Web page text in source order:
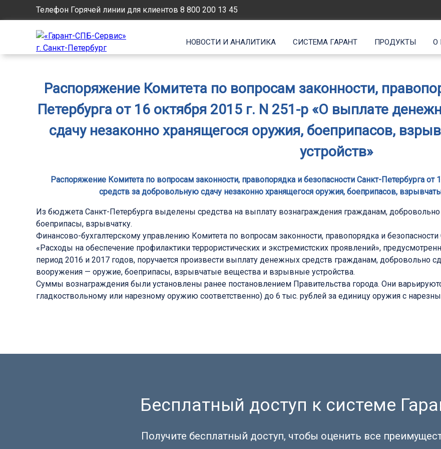
Телефон Горячей линии для клиентов 8 800 200 13 45
НОВОСТИ И АНАЛИТИКА СИСТЕМА ГАРАНТ ПРОДУКТЫ О
Распоряжение Комитета по вопросам законности,
Петербурга от 16 октября 2015 г. N 251-р «О выплате
сдачу незаконно хранящегося оружия, боеприпасов,
устройств»
Распоряжение Комитета по вопросам законности, правопорядка и безопасности Санкт-Петербурга
средств за добровольную сдачу незаконно хранящегося оружия, боеприпасов,
Из бюджета Санкт-Петербурга выделены средства на выплату вознаграждения гражданам,
боеприпасы, взрывчатку.
Финансово-бухгалтерскому управлению Комитета по вопросам законности, правопорядка и безопасности
«Расходы на обеспечение профилактики террористических и экстремистских проявлений»,
период 2016 и 2017 годов, поручается произвести выплату денежных средств гражданам,
вооружения — оружие, боеприпасы, взрывчатые вещества и взрывные устройства.
Суммы вознаграждения были установлены ранее постановлением Правительства города. Они
гладкоствольному или нарезному оружию соответственно) до 6 тыс. рублей за единицу оружия с
Бесплатный доступ к системе
Получите бесплатный доступ, чтобы оценить все